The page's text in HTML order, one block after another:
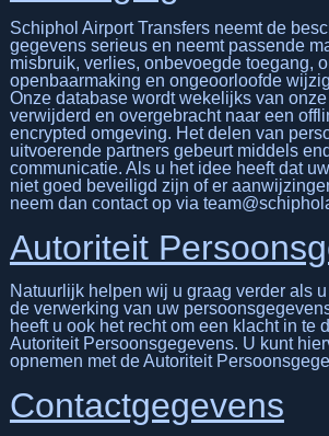
Schiphol Airport Transfers neemt de
gegevens serieus en neemt passende
misbruik, verlies, onbevoegde toegang,
openbaarmaking en ongeoorloofde
Onze database wordt wekelijks van
verwijderd en overgebracht naar een
encrypted omgeving. Het delen van
uitvoerende partners gebeurt middels
communicatie. Als u het idee heeft dat
niet goed beveiligd zijn of er
neem dan contact op via
Autoriteit
Natuurlijk helpen wij u graag verder als
de verwerking van uw
heeft u ook het recht om een klacht in te
Autoriteit Persoonsgegevens. U kunt
opnemen met de Autoriteit
Contactgegevens